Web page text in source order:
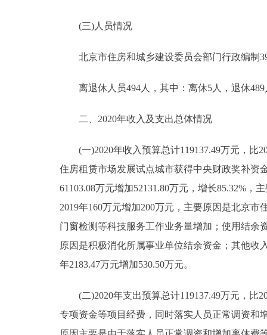
(三)人员情况
北京市住房和城乡建设委员会部门行政编制
离退休人员494人，其中：离休5人，退休489
二、2020年收入及支出总体情况
(一)2020年收入预算总计119137.49万元，比
住房租赁市场发展试点城市获得中央财政奖补资
61103.08万元增加52131.80万元，增长85.32%
2019年160万元增加200万元，主要原因是北京
门窗检测等科技服务工作业务量增加；使用结余
原因是积极消化所属事业单位结余资金；其他收
年2183.47万元增加530.50万元。
(二)2020年支出预算总计119137.49万元，比
专项资金等项目经费，同时落实人员正常调资和